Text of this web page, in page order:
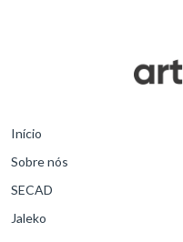
Início
Sobre nós
SECAD
Jaleko